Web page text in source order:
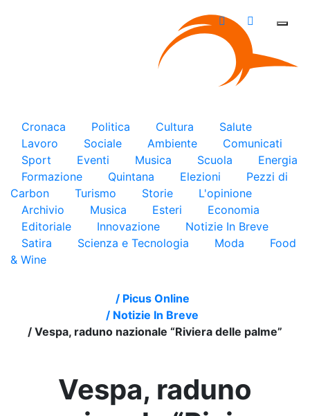
Cronaca Politica Cultura
Salute
Lavoro
Sociale Ambiente
Comunicati
Sport
Eventi Musica Scuola
Energia
Formazione
Quintana Elezioni
Pezzi di
Carbon
Turismo Storie
L'opinione
Archivio
Musica Esteri
Economia
Editoriale
Innovazione
Notizie In Breve
Satira
Scienza e Tecnologia Moda
Food
& Wine
/ Picus Online
/ Notizie In Breve
/ Vespa, raduno nazionale “Riviera delle palme”
Vespa, raduno